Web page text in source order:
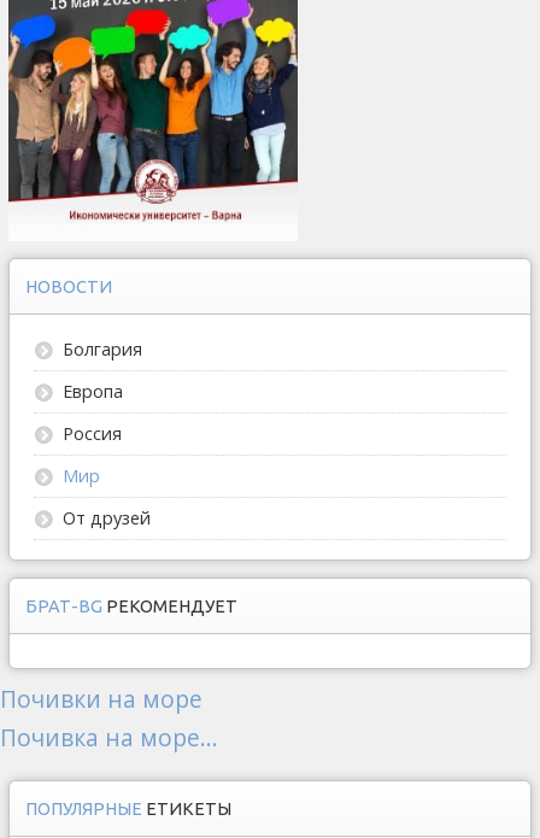
НОВОСТИ
Болгария
Европа
Россия
Мир
От друзей
БРАТ-BG РЕКОМЕНДУЕТ
Почивки на море
Почивка на море...
ПОПУЛЯРНЫЕ ЕТИКЕТЫ